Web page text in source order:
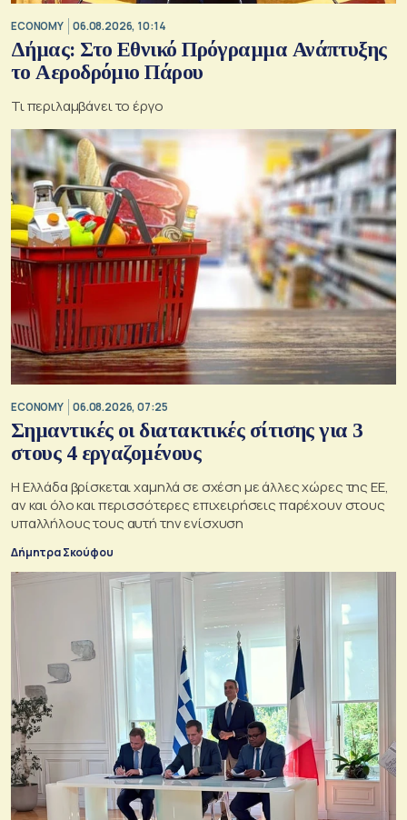
ECONOMY 06.08.2026, 10:14
Δήμας: Στο Εθνικό Πρόγραμμα Ανάπτυξης
το Αεροδρόμιο Πάρου
Τι περιλαμβάνει το έργο
ECONOMY 06.08.2026, 07:25
Σημαντικές οι διατακτικές σίτισης για 3
στους 4 εργαζομένους
Η Ελλάδα βρίσκεται χαμηλά σε σχέση με άλλες χώρες της ΕΕ,
αν και όλο και περισσότερες επιχειρήσεις παρέχουν στους
υπαλλήλους τους αυτή την ενίσχυση
Δήμητρα Σκούφου